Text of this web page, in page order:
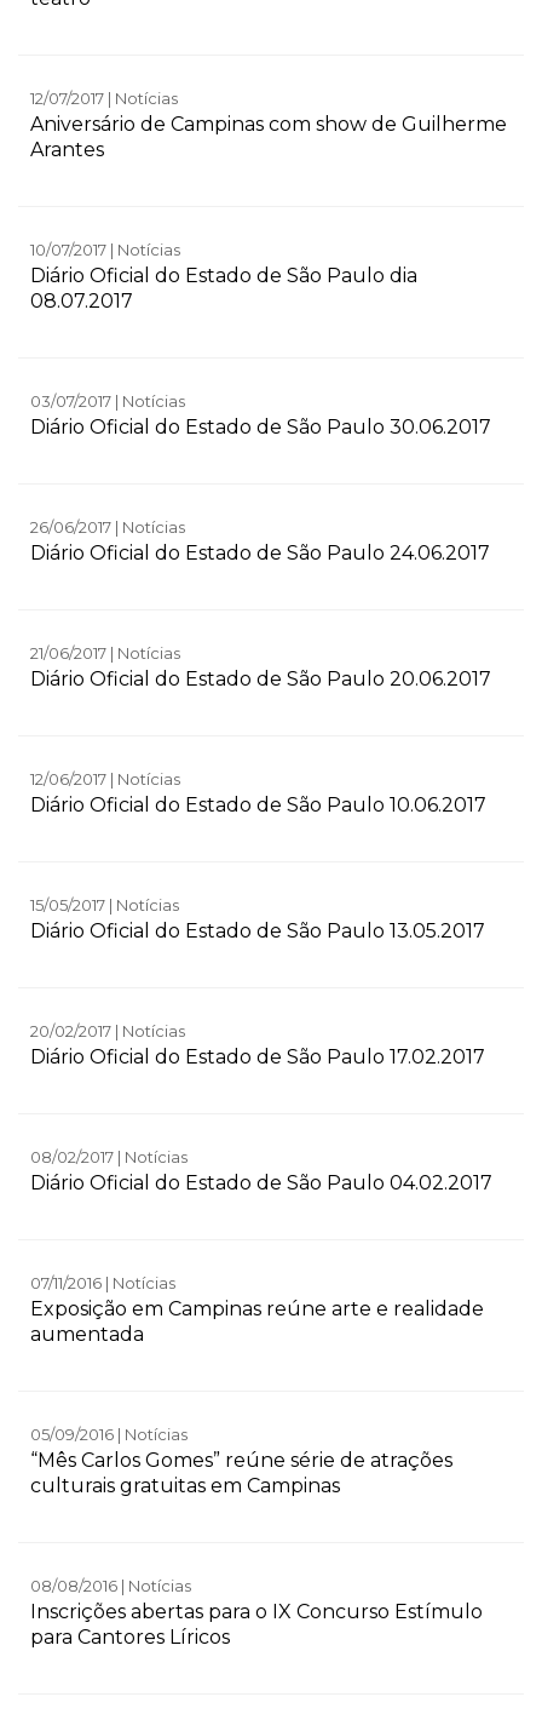
12/07/2017 | Notícias
Aniversário de Campinas com show de Guilherme
Arantes
10/07/2017 | Notícias
Diário Oficial do Estado de São Paulo dia
08.07.2017
03/07/2017 | Notícias
Diário Oficial do Estado de São Paulo 30.06.2017
26/06/2017 | Notícias
Diário Oficial do Estado de São Paulo 24.06.2017
21/06/2017 | Notícias
Diário Oficial do Estado de São Paulo 20.06.2017
12/06/2017 | Notícias
Diário Oficial do Estado de São Paulo 10.06.2017
15/05/2017 | Notícias
Diário Oficial do Estado de São Paulo 13.05.2017
20/02/2017 | Notícias
Diário Oficial do Estado de São Paulo 17.02.2017
08/02/2017 | Notícias
Diário Oficial do Estado de São Paulo 04.02.2017
07/11/2016 | Notícias
Exposição em Campinas reúne arte e realidade
aumentada
05/09/2016 | Notícias
“Mês Carlos Gomes” reúne série de atrações
culturais gratuitas em Campinas
08/08/2016 | Notícias
Inscrições abertas para o IX Concurso Estímulo
para Cantores Líricos